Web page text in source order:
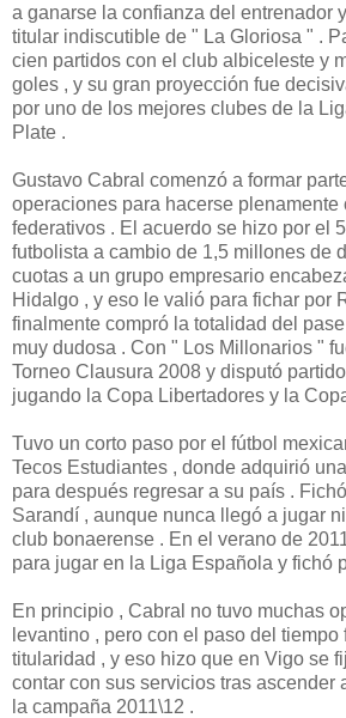
a ganarse la confianza del entrenador
titular indiscutible de " La Gloriosa " .
cien partidos con el club albiceleste y
goles , y su gran proyección fue
por uno de los mejores clubes de la
Plate .
Gustavo Cabral comenzó a formar
operaciones para hacerse plenamente
federativos . El acuerdo se hizo por el
futbolista a cambio de 1,5 millones de
cuotas a un grupo empresario
Hidalgo , y eso le valió para fichar por
finalmente compró la totalidad del
muy dudosa . Con " Los Millonarios "
Torneo Clausura 2008 y disputó
jugando la Copa Libertadores y la
Tuvo un corto paso por el fútbol
Tecos Estudiantes , donde adquirió
para después regresar a su país .
Sarandí , aunque nunca llegó a jugar
club bonaerense . En el verano de
para jugar en la Liga Española y fichó
En principio , Cabral no tuvo muchas
levantino , pero con el paso del
titularidad , y eso hizo que en Vigo se
contar con sus servicios tras ascender
la campaña 2011\12 .